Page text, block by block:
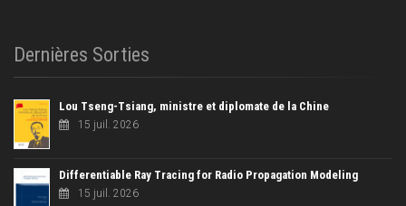
Dernières Sorties
Lou Tseng-Tsiang, ministre et diplomate de la Chine
15 juil. 2026
Differentiable Ray Tracing for Radio Propagation Modeling
15 juil. 2026